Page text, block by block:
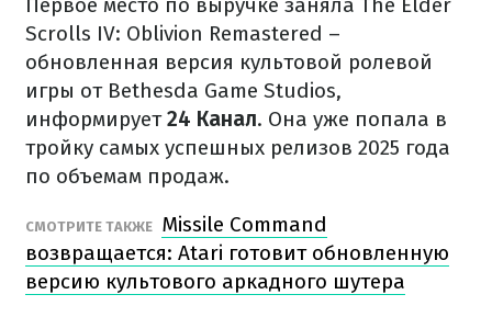
Scrolls IV: Oblivion Remastered –
обновленная версия культовой ролевой
игры от Bethesda Game Studios,
информирует24 Канал. Она уже попала в
тройку самых успешных релизов 2025 года
по объемам продаж.
СМОТРИТЕ ТАКЖЕ Missile Command
возвращается: Atari готовит обновленную
версию культового аркадного шутера